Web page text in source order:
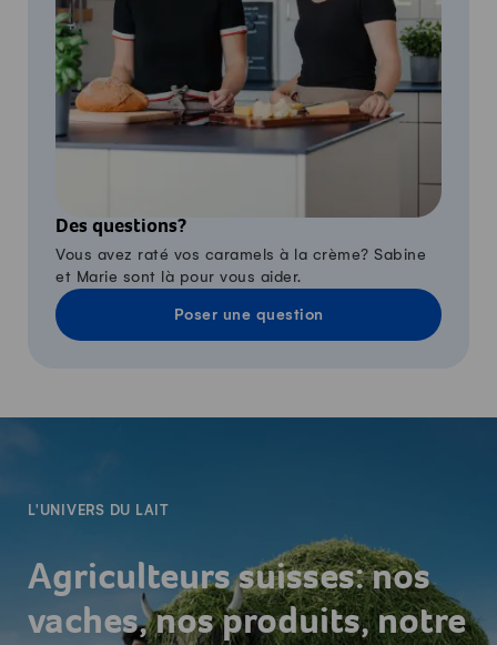
Des questions?
Vous avez raté vos caramels à la crème? Sabine
et Marie sont là pour vous aider.
Poser une question
L'UNIVERS DU LAIT
Agriculteurs suisses: nos
vaches, nos produits, notre